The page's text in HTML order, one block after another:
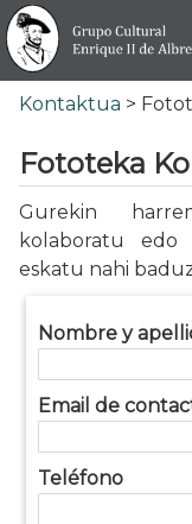
Kontaktua >
Fototeka
Gurekin
kolaboratu edo
eskatu nahi
Nombre y
Email de
Teléfono